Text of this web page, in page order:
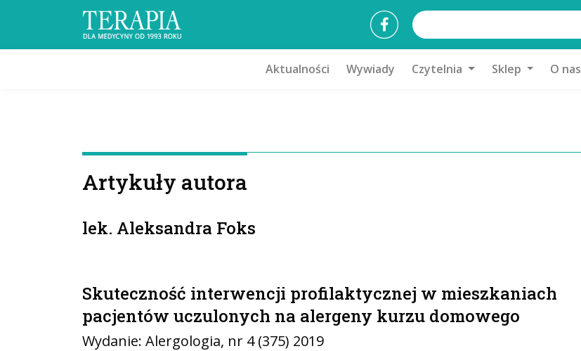
Aktualności Wywiady Czytelnia Sklep O nas
Artykuły autora
lek. Aleksandra Foks
Skuteczność interwencji profilaktycznej w mieszkaniach
pacjentów uczulonych na alergeny kurzu domowego
Wydanie: Alergologia, nr 4 (375) 2019